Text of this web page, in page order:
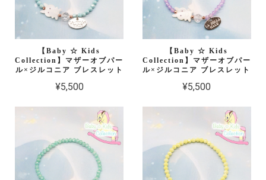
【Baby ☆ Kids
Collection】マザーオブパー
ル×ジルコニア ブレスレット
¥5,500
【Baby ☆ Kids
Collection】マザーオブパー
ル×ジルコニア ブレスレット
¥5,500